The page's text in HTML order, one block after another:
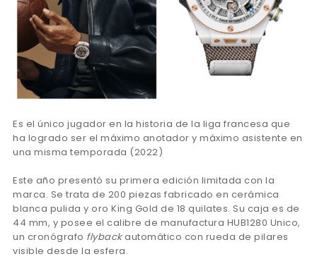
Es el único jugador en la historia de la liga francesa que
ha logrado ser el máximo anotador y máximo asistente en
una misma temporada (2022)
Este año presentó su primera edición limitada con la
marca. Se trata de 200 piezas fabricado en cerámica
blanca pulida y oro King Gold de 18 quilates. Su caja es de
44 mm, y posee el calibre de manufactura HUB1280 Unico,
un cronógrafo flybackautomático con rueda de pilares
visible desde la esfera.